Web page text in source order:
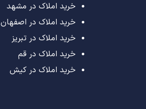
خرید املاک در مشهد
خرید املاک در اصفهان
خرید املاک در تبریز
خرید املاک در قم
خرید املاک در کیش